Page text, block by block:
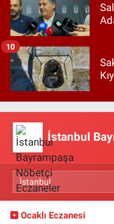
10
İstanbul
Ocaklı Eczanesi